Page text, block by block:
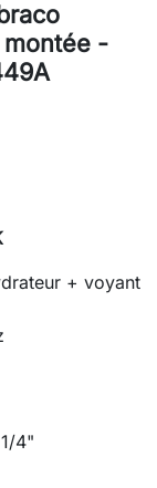
montée -
+ voyant
4"